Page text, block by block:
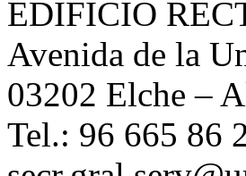
EDIFICIO
Avenida de la
03202 Elche –
Tel.: 96 665 86